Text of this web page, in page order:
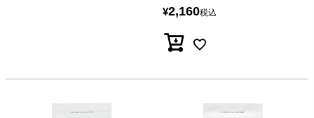
¥2,160税込